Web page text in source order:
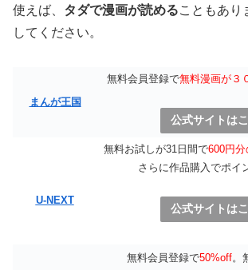
使えば、 タダで漫画が読めることもあり
してください。
まんが王国
無料会員登録で無料漫画が３
公式サイトは
U-NEXT
無料お試しが31日間で600円分
さらに作品購入でポイ
公式サイトは
無料会員登録で50%off。